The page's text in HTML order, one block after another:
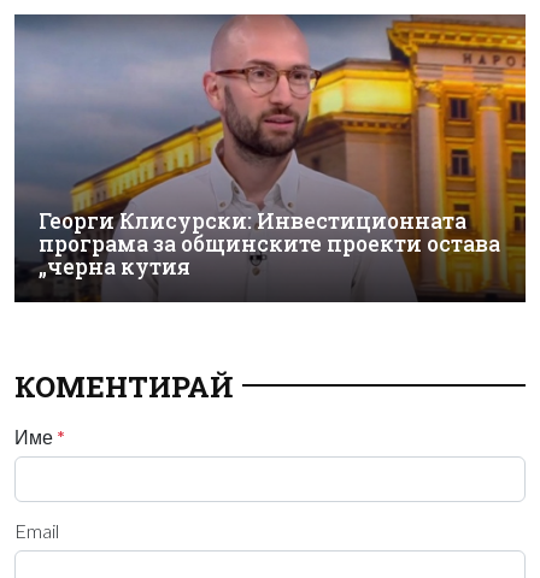
Георги Клисурски: Инвестиционната
програма за общинските проекти остава
„черна кутия
КОМЕНТИРАЙ
Име *
Email